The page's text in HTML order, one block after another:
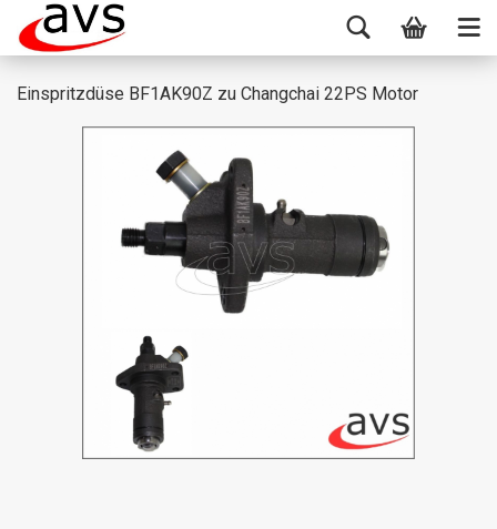
Einspritzdüse BF1AK90Z zu Changchai 22PS Motor